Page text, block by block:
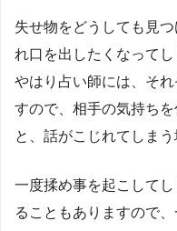
失せ物をどうしても見
れ口を出したくなって
やはり占い師には、そ
すので、相手の気持ち
と、話がこじれてしまう
一度揉め事を起こして
ることもありますので